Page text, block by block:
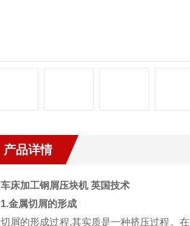
产品详情
车床加工钢屑压块机 英国技术
1.金属切屑的形成
切屑的形成过程,其实质是一种挤压过程。